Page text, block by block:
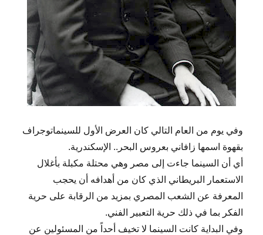
وفي يوم من العام التالي كان العرض الأول للسينماتوجراف
بقهوة اسمها زافاني بعروس البحر.. الإسكندرية.
أي أن السينما جاءت إلى مصر وهي محتلة مكبلة بأغلال
الاستعمار البريطاني الذي كان من أهدافه أن يحجب
المعرفة عن الشعب المصري بمزيد من الرقابة على حرية
الفكر بما في ذلك حرية التعبير الفني.
وفي البداية كانت السينما لا تخيف أحداً من المسئولين عن